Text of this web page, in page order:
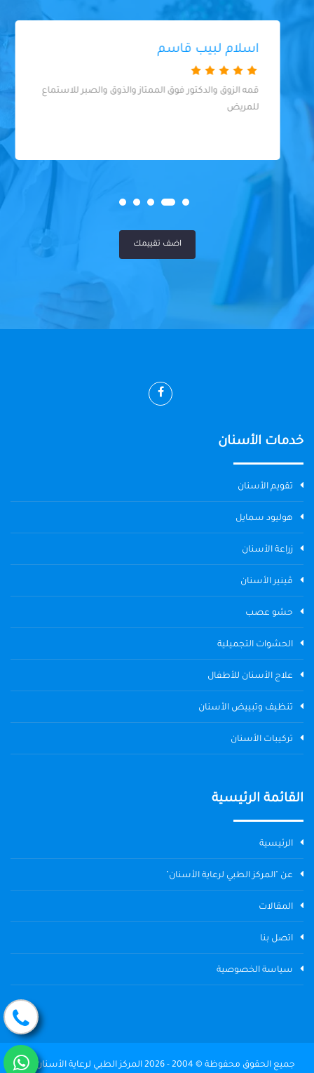
اسلام لبيب قاسم
قمه الزوق والدكتور فوق الممتاز والذوق والصبر للاستماع
للمريض
اضف تقييمك
خدمات الأسنان
تقويم الأسنان
هوليود سمايل
زراعة الأسنان
ڤينير الأسنان
حشو عصب
الحشوات التجميلية
علاج الأسنان للأطفال
تنظيف وتبييض الأسنان
تركيبات الأسنان
القائمة الرئيسية
الرئيسية
عن "المركز الطبي لرعاية الأسنان"
المقالات
اتصل بنا
سياسة الخصوصية
جميع الحقوق محفوظة © 2004 - 2026 المركز الطبي لرعاية الأسنان The